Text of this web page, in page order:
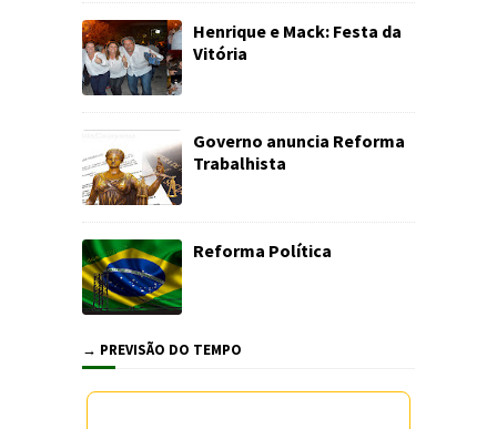
Henrique e Mack: Festa da
Vitória
Governo anuncia Reforma
Trabalhista
Reforma Política
→ PREVISÃO DO TEMPO